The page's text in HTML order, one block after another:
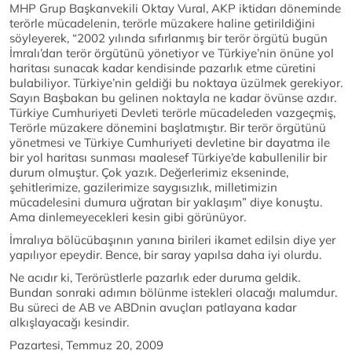
MHP Grup Başkanvekili Oktay Vural, AKP iktidarı döneminde
terörle mücadelenin, terörle müzakere haline getirildiğini
söyleyerek, “2002 yılında sıfırlanmış bir terör örgütü bugün
İmralı’dan terör örgütünü yönetiyor ve Türkiye’nin önüne yol
haritası sunacak kadar kendisinde pazarlık etme cüretini
bulabiliyor. Türkiye’nin geldiği bu noktaya üzülmek gerekiyor.
Sayın Başbakan bu gelinen noktayla ne kadar övünse azdır.
Türkiye Cumhuriyeti Devleti terörle mücadeleden vazgeçmiş,
Terörle müzakere dönemini başlatmıştır. Bir terör örgütünü
yönetmesi ve Türkiye Cumhuriyeti devletine bir dayatma ile
bir yol haritası sunması maalesef Türkiye’de kabullenilir bir
durum olmuştur. Çok yazık. Değerlerimiz ekseninde,
şehitlerimize, gazilerimize saygısızlık, milletimizin
mücadelesini dumura uğratan bir yaklaşım” diye konuştu.
Ama dinlemeyecekleri kesin gibi görünüyor.
İmralıya bölücübaşının yanına birileri ikamet edilsin diye yer
yapılıyor epeydir. Bence, bir saray yapılsa daha iyi olurdu.
Ne acıdır ki, Terörüstlerle pazarlık eder duruma geldik.
Bundan sonraki adımın bölünme istekleri olacağı malumdur.
Bu süreci de AB ve ABDnin avuçları patlayana kadar
alkışlayacağı kesindir.
Pazartesi, Temmuz 20, 2009